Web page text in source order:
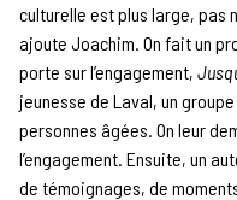
culturelle est plus large, pas
ajoute Joachim. On fait un
porte sur l’engagement,
jeunesse de Laval, un
personnes âgées. On leur
l’engagement. Ensuite, un
de témoignages, de